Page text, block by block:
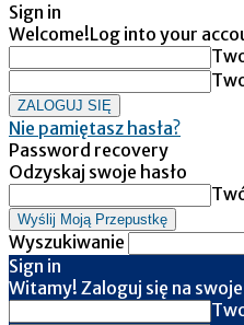
Sign in
Welcome!Log into your
Nie pamiętasz hasła?
Password recovery
Odzyskaj swoje hasło
Wyszukiwanie
Sign in
Witamy! Zaloguj się na